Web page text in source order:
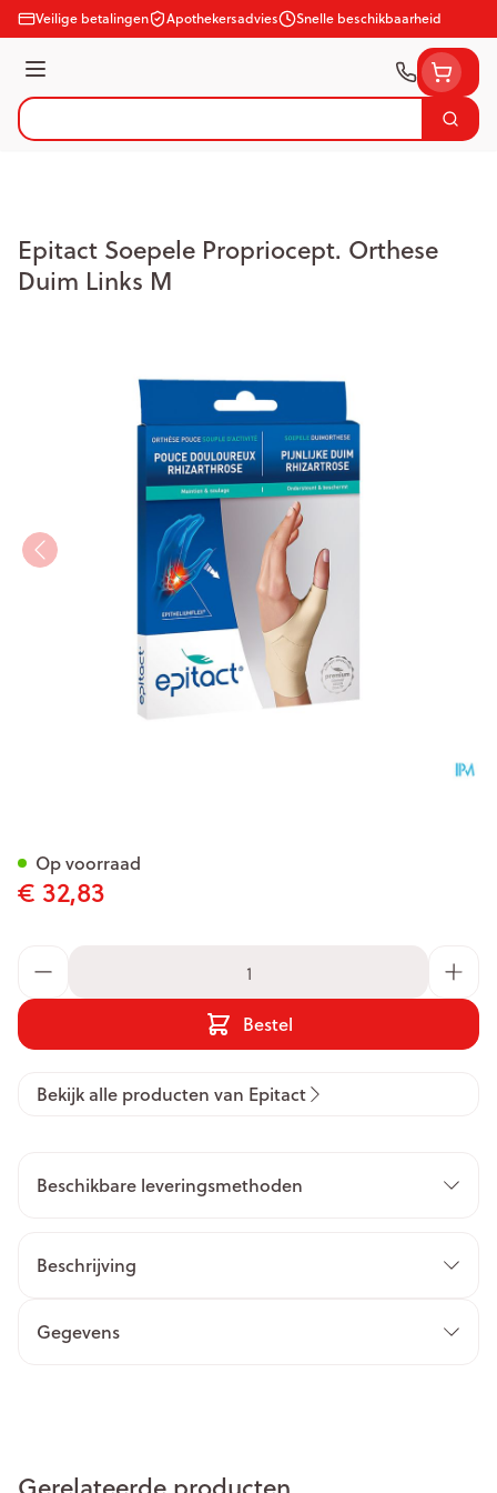
Ga naar de inhoud
Veilige betalingen Apothekersadvies Snelle beschikbaarheid
Menu
Product, merk, categorie...
Zoek
Epitact Soepele Propriocept. Orthese
Duim Links M
€ 32,83
Bestel
Op voorraad
Bekijk alle producten van Epitact
Beschikbare leveringsmethoden
Beschrijving
Gegevens